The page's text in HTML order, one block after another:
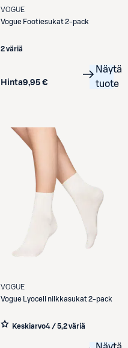
VOGUE
Vogue Footiesukat 2-pack
2 väriä
Hinta9,95 €
Näytä
tuote
VOGUE
Vogue
Lyocell nilkkasukat 2-pack
Keskiarvo4 / 5,2 väriä